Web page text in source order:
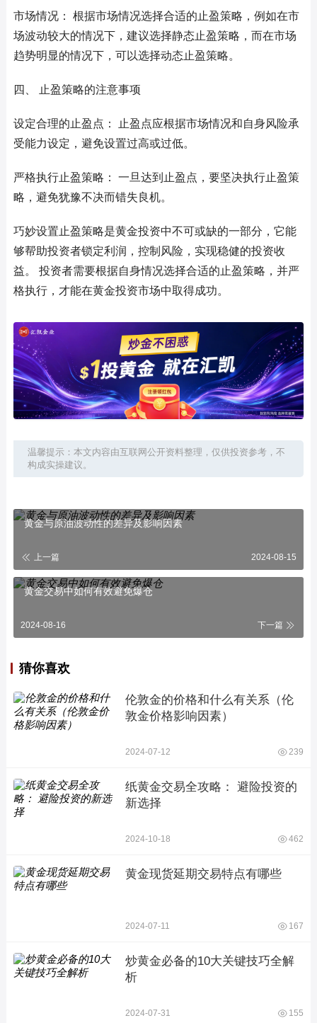
市场情况： 根据市场情况选择合适的止盈策略，例如在市
场波动较大的情况下，建议选择静态止盈策略，而在市场
趋势明显的情况下，可以选择动态止盈策略。
四、 止盈策略的注意事项
设定合理的止盈点： 止盈点应根据市场情况和自身风险承
受能力设定，避免设置过高或过低。
严格执行止盈策略： 一旦达到止盈点，要坚决执行止盈策
略，避免犹豫不决而错失良机。
巧妙设置止盈策略是黄金投资中不可或缺的一部分，它能
够帮助投资者锁定利润，控制风险，实现稳健的投资收
益。 投资者需要根据自身情况选择合适的止盈策略，并严
格执行，才能在黄金投资市场中取得成功。
温馨提示：本文内容由互联网公开资料整理，仅供投资参考，不
构成实操建议。
黄金与原油波动性的差异及影响因素
上一篇 2024-08-15
黄金交易中如何有效避免爆仓
2024-08-16 下一篇
猜你喜欢
伦敦金的价格和什么有关系（伦
敦金价格影响因素）
2024-07-12 239
纸黄金交易全攻略： 避险投资的
新选择
2024-10-18 462
黄金现货延期交易特点有哪些
2024-07-11 167
炒黄金必备的10大关键技巧全解
析
2024-07-31 155